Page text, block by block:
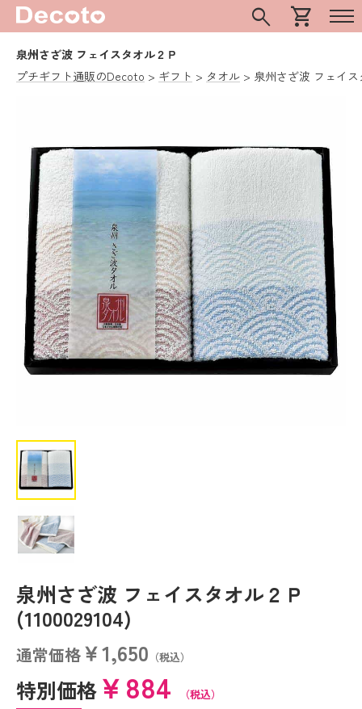
search shopping_cart
泉州さざ波 フェイスタオル２Ｐ
プチギフト通販のDecoto
ギフト タオル 泉州さざ波 フェイ
泉州さざ波 フェイスタオル２Ｐ
(1100029104)
通常価格￥1,650 （税込）
特別価格￥884 （税込）